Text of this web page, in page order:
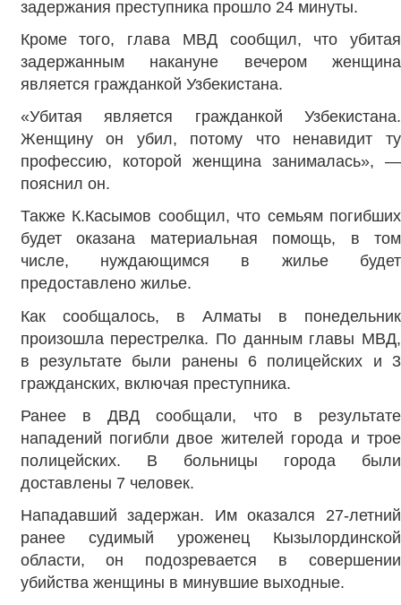
задержания преступника прошло 24 минуты.
Кроме того, глава МВД сообщил, что убитая
задержанным накануне вечером женщина
является гражданкой Узбекистана.
«Убитая является гражданкой Узбекистана.
Женщину он убил, потому что ненавидит ту
профессию, которой женщина занималась», —
пояснил он.
Также К.Касымов сообщил, что семьям погибших
будет оказана материальная помощь, в том
числе, нуждающимся в жилье будет
предоставлено жилье.
Как сообщалось, в Алматы в понедельник
произошла перестрелка. По данным главы МВД,
в результате были ранены 6 полицейских и 3
гражданских, включая преступника.
Ранее в ДВД сообщали, что в результате
нападений погибли двое жителей города и трое
полицейских. В больницы города были
доставлены 7 человек.
Нападавший задержан. Им оказался 27-летний
ранее судимый уроженец Кызылординской
области, он подозревается в совершении
убийства женщины в минувшие выходные.